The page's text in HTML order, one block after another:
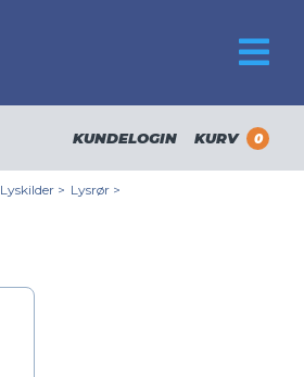
KUNDELOGIN KURV 0
Lyskilder > Lysrør >